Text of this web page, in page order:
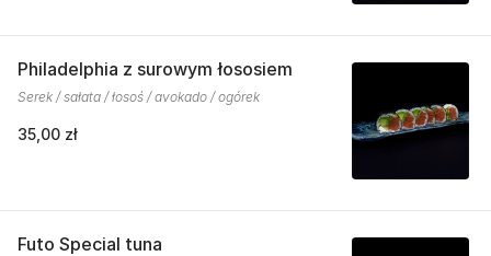
Philadelphia z surowym łososiem
Serek / sałata / łosoś / avokado / ogórek
35,00 zł
Futo Special tuna